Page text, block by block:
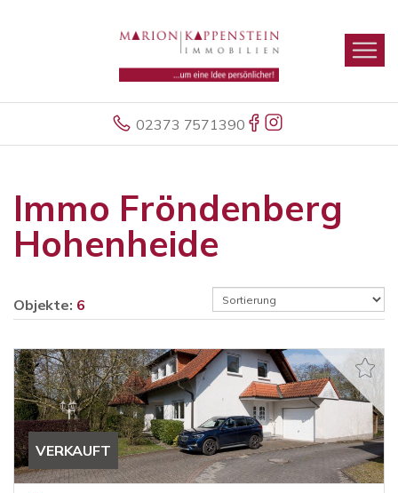
02373 7571390
Immo Fröndenberg
Hohenheide
Objekte: 6
VERKAUFT